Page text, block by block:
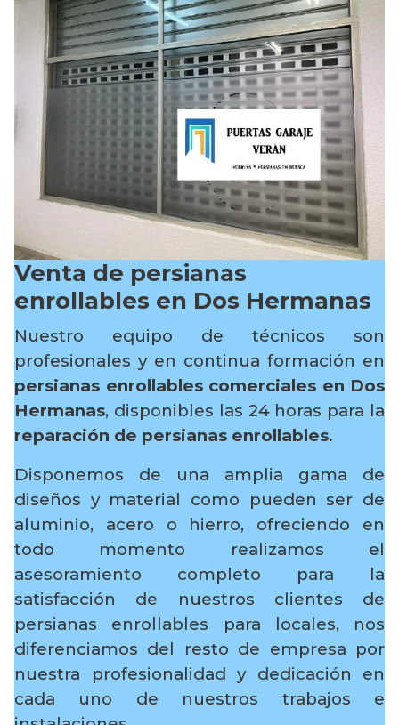
Venta de persianas
enrollables en Dos Hermanas
Nuestro equipo de técnicos son
profesionales y en continua formación en
persianas enrollables comerciales en Dos
Hermanas, disponibles las 24 horas para la
reparación de persianas enrollables.
Disponemos de una amplia gama de
diseños y material como pueden ser de
aluminio, acero o hierro, ofreciendo en
todo momento realizamos el
asesoramiento completo para la
satisfacción de nuestros clientes de
persianas enrollables para locales, nos
diferenciamos del resto de empresa por
nuestra profesionalidad y dedicación en
cada uno de nuestros trabajos e